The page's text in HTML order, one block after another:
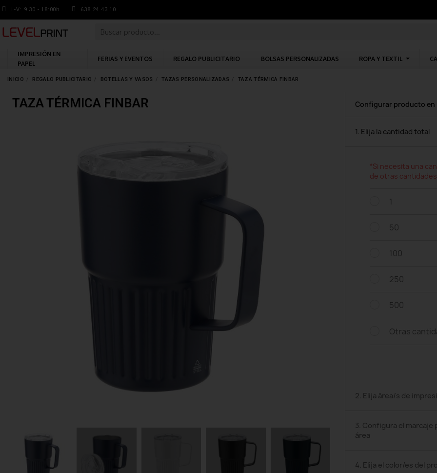
L-V: 9.30 - 18:00h 638 24 43 10
IMPRESIÓN EN
PAPEL
FERIAS Y EVENTOS REGALO PUBLICITARIO BOLSAS PERSONALIZADAS ROPA Y TEXTIL
INICIO REGALO PUBLICITARIO BOTELLAS Y VASOS TAZAS PERSONALIZADAS TAZA TÉRMICA FINBAR
TAZA TÉRMICA FINBAR Configurar producto en
1. Elija la cantidad total
*Si necesita una
de otras
1
50
100
250
500
Otras
2. Elija área/s de
3. Configura el marcaje
área
4. Elija el color/es del